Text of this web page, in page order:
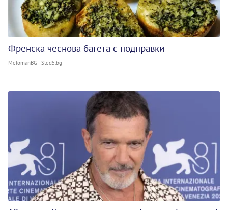
Френска чеснова багета с подправки
MelomanBG - Sled5.bg